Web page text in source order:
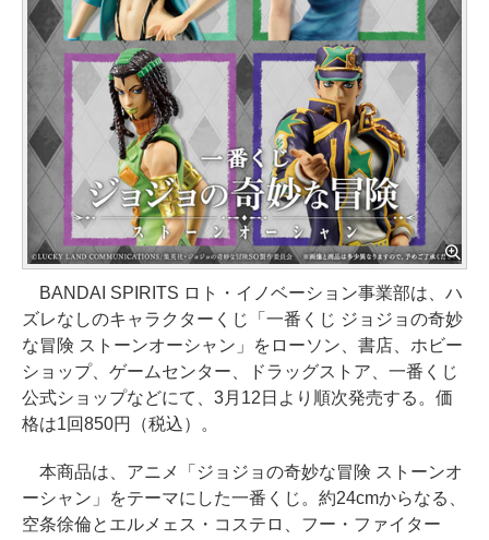
BANDAI SPIRITS ロト・イノベーション事業部は、ハ
ズレなしのキャラクターくじ「一番くじ ジョジョの奇妙
な冒険 ストーンオーシャン」をローソン、書店、ホビー
ショップ、ゲームセンター、ドラッグストア、一番くじ
公式ショップなどにて、3月12日より順次発売する。価
格は1回850円（税込）。
本商品は、アニメ「ジョジョの奇妙な冒険 ストーンオ
ーシャン」をテーマにした一番くじ。約24cmからなる、
空条徐倫とエルメェス・コステロ、フー・ファイター